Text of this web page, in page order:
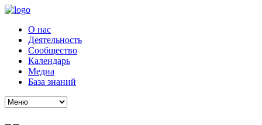
О нас
Деятельность
Сообщество
Календарь
Медиа
База знаний